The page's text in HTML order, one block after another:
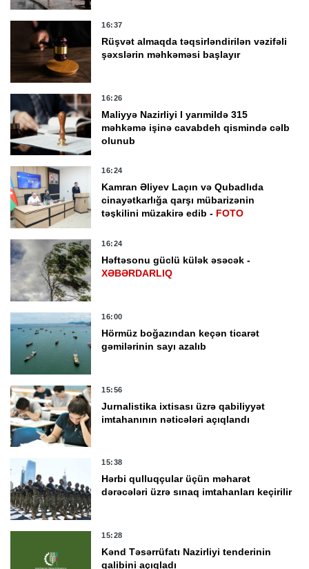
16:37
Rüşvət almaqda təqsirləndirilən vəzifəli
şəxslərin məhkəməsi başlayır
16:26
Maliyyə Nazirliyi I yarımildə 315
məhkəmə işinə cavabdeh qismində cəlb
olunub
16:24
Kamran Əliyev Laçın və Qubadlıda
cinayətkarlığa qarşı mübarizənin
təşkilini müzakirə edib - FOTO
16:24
Həftəsonu güclü külək əsəcək -
XƏBƏRDARLIQ
16:00
Hörmüz boğazından keçən ticarət
gəmilərinin sayı azalıb
15:56
Jurnalistika ixtisası üzrə qabiliyyət
imtahanının nəticələri açıqlandı
15:38
Hərbi qulluqçular üçün məharət
dərəcələri üzrə sınaq imtahanları keçirilir
15:28
Kənd Təsərrüfatı Nazirliyi tenderinin
qalibini açıqladı